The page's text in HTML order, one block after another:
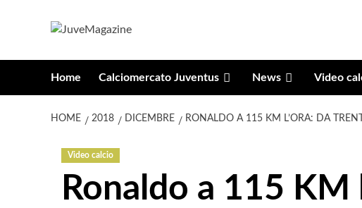
Home Calciomercato Juventus News Video
HOME 2018 DICEMBRE RONALDO A 115 KM L’ORA: DA
Video calcio
Ronaldo a 115 KM